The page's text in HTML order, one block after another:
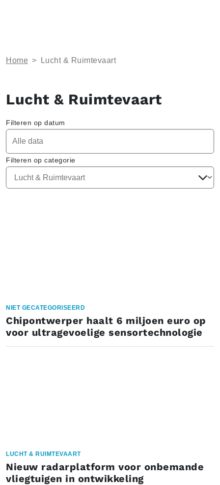
Home > Lucht & Ruimtevaart
Lucht & Ruimtevaart
Filteren op datum
Filteren op categorie
NIET GECATEGORISEERD
Chipontwerper haalt 6 miljoen euro op
voor ultragevoelige sensortechnologie
LUCHT & RUIMTEVAART
Nieuw radarplatform voor onbemande
vliegtuigen in ontwikkeling